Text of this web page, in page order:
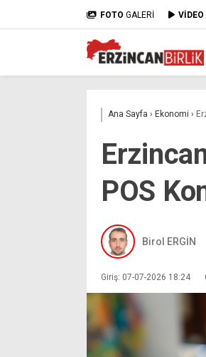
FOTO GALERİ VİDEO
Ana Sayfa › Ekonomi ›
POS
Birol ERGİN
Giriş: 07-07-2026 18:24